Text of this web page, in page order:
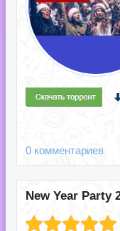
0 комментариев
New Year Party